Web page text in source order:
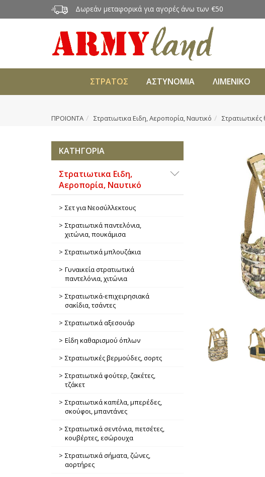
Δωρεάν μεταφορικά για αγορές άνω των €50
ΣΤΡΑΤΟΣ ΑΣΤΥΝΟΜΙΑ ΛΙΜΕΝΙΚΟ
ΠΡΟΙΟΝΤΑ Στρατιωτικα Ειδη, Αεροπορία, Ναυτικό Στρατιωτικές
ΚΑΤΗΓΟΡΙΑ
Στρατιωτικα Ειδη,
Αεροπορία, Ναυτικό
Σετ για Νεοσύλλεκτους
Στρατιωτικά παντελόνια,
χιτώνια, πουκάμισα
Στρατιωτικά μπλουζάκια
Γυναικεία στρατιωτικά
παντελόνια, χιτώνια
Στρατιωτικά-επιχειρησιακά
σακίδια, τσάντες
Στρατιωτικά αξεσουάρ
Είδη καθαρισμού όπλων
Στρατιωτικές βερμούδες, σορτς
Στρατιωτικά φούτερ, ζακέτες,
τζάκετ
Στρατιωτικά καπέλα, μπερέδες,
σκούφοι, μπαντάνες
Στρατιωτικά σεντόνια, πετσέτες,
κουβέρτες, εσώρουχα
Στρατιωτικά σήματα, ζώνες,
αορτήρες